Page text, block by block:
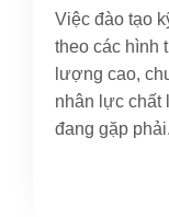
Việc đào tạo
theo các hình
lượng cao,
nhân lực chất
đang gặp phải.